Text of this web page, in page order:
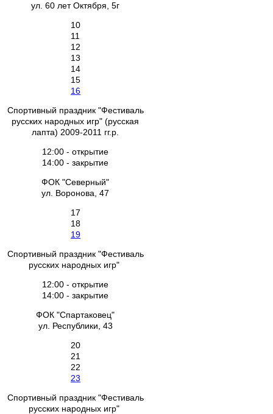
ул. 60 лет Октября, 5г
10
11
12
13
14
15
16
Спортивный праздник "Фестиваль
русских народных игр" (русская
лапта) 2009-2011 гг.р.
12:00 - открытие
14:00 - закрытие
ФОК "Северный"
ул. Воронова, 47
17
18
19
Спортивный праздник "Фестиваль
русских народных игр"
12:00 - открытие
14:00 - закрытие
ФОК "Спартаковец"
ул. Республики, 43
20
21
22
23
Спортивный праздник "Фестиваль
русских народных игр"